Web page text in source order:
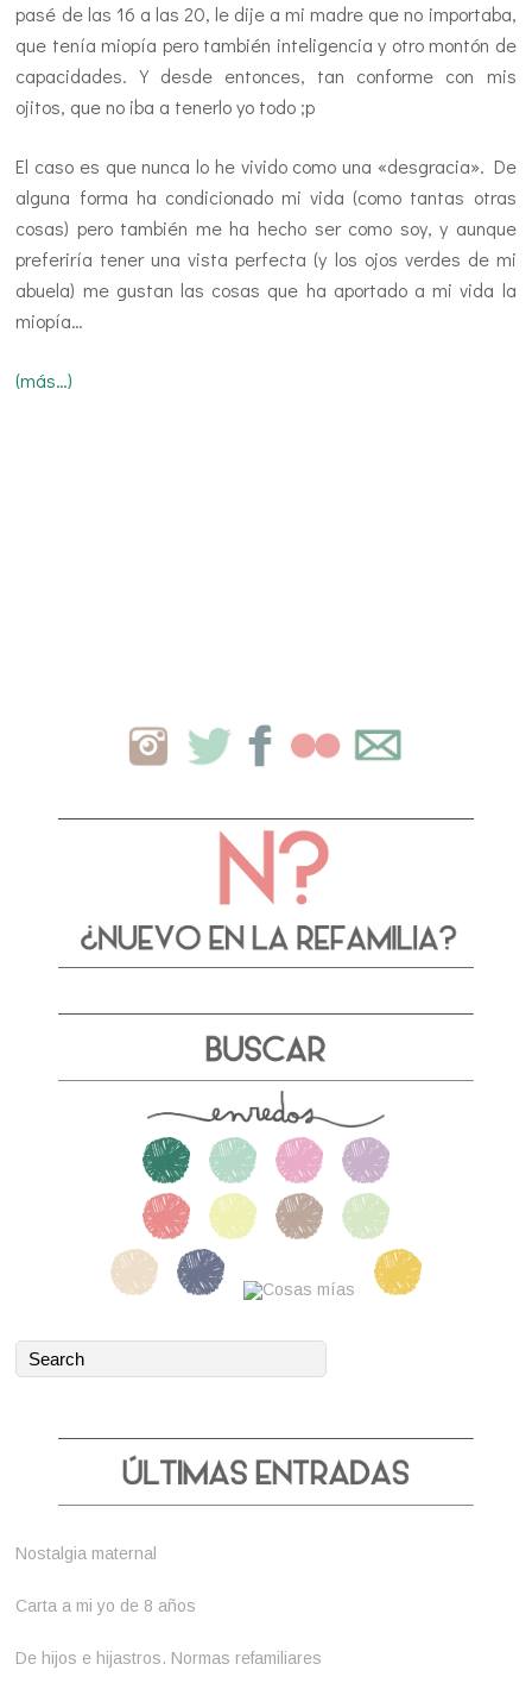
pasé de las 16 a las 20, le dije a mi madre que no importaba,
que tenía miopía pero también inteligencia y otro montón de
capacidades. Y desde entonces, tan conforme con mis
ojitos, que no iba a tenerlo yo todo ;p
El caso es que nunca lo he vivido como una «desgracia». De
alguna forma ha condicionado mi vida (como tantas otras
cosas) pero también me ha hecho ser como soy, y aunque
preferiría tener una vista perfecta (y los ojos verdes de mi
abuela) me gustan las cosas que ha aportado a mi vida la
miopía…
(más…)
Nostalgia maternal
Carta a mi yo de 8 años
De hijos e hijastros. Normas refamiliares